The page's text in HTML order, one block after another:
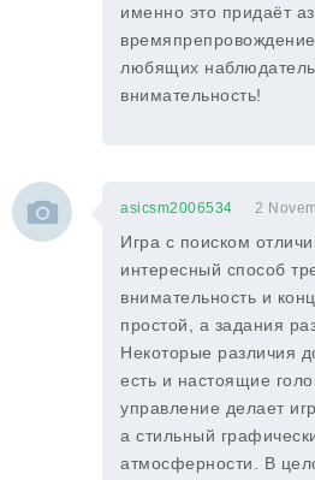
именно это придаёт
времяпрепровождение
любящих
внимательность!
asicsm2006534 2
Игра с поиском
интересный способ
внимательность и
простой, а задания
Некоторые различия
есть и настоящие
управление делает
а стильный
атмосферности. В